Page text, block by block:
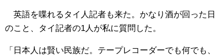
英語を喋れるタイ人記者も来た。かなり酒が回った日
のこと、タイ記者の1人が私に質問した。
「日本人は賢い民族だ。テープレコーダーでも何でも、